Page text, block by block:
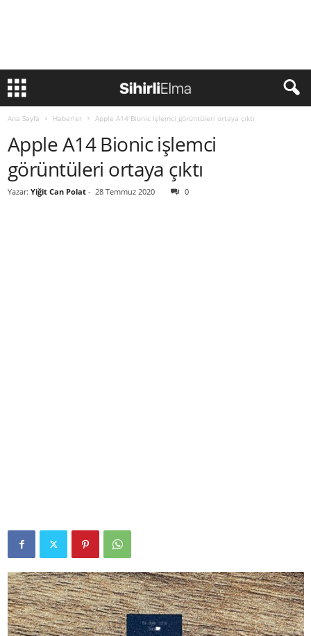
Ana Sayfa Haberler Apple A14 Bionic işlemci görüntüleri ortaya çıktı
Apple A14 Bionic işlemci
görüntüleri ortaya çıktı
Yazar: Yiğit Can Polat - 28 Temmuz 2020 0